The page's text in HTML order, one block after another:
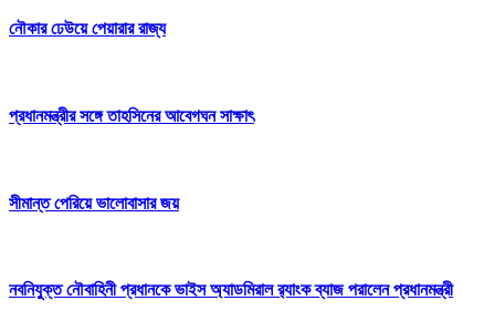
নৌকার ঢেউয়ে পেয়ারার রাজ্য
প্রধানমন্ত্রীর সঙ্গে তাহসিনের আবেগঘন সাক্ষাৎ
সীমান্ত পেরিয়ে ভালোবাসার জয়
নবনিযুক্ত নৌবাহিনী প্রধানকে ভাইস অ্যাডমিরাল র‍্যাংক ব্যাজ পরালেন প্রধানমন্ত্রী